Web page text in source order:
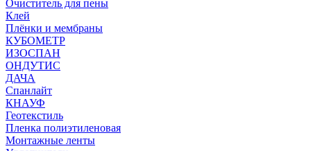
Очиститель для пены
Клей
Плёнки и мембраны
КУБОМЕТР
ИЗОСПАН
ОНДУТИС
ДАЧА
Спанлайт
КНАУФ
Геотекстиль
Пленка полиэтиленовая
Монтажные ленты